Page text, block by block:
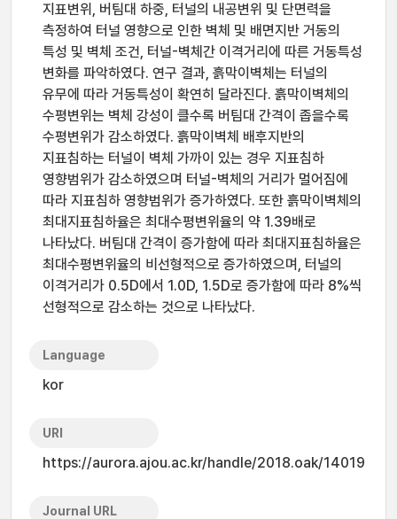
지표변위, 버팀대 하중, 터널의 내공변위 및 단면력을
측정하여 터널 영향으로 인한 벽체 및 배면지반 거동의
특성 및 벽체 조건, 터널-벽체간 이격거리에 따른 거동특성
변화를 파악하였다. 연구 결과, 흙막이벽체는 터널의
유무에 따라 거동특성이 확연히 달라진다. 흙막이벽체의
수평변위는 벽체 강성이 클수록 버팀대 간격이 좁을수록
수평변위가 감소하였다. 흙막이벽체 배후지반의
지표침하는 터널이 벽체 가까이 있는 경우 지표침하
영향범위가 감소하였으며 터널-벽체의 거리가 멀어짐에
따라 지표침하 영향범위가 증가하였다. 또한 흙막이벽체의
최대지표침하율은 최대수평변위율의 약 1.39배로
나타났다. 버팀대 간격이 증가함에 따라 최대지표침하율은
최대수평변위율의 비선형적으로 증가하였으며, 터널의
이격거리가 0.5D에서 1.0D, 1.5D로 증가함에 따라 8%씩
선형적으로 감소하는 것으로 나타났다.
Language
kor
URI
https://aurora.ajou.ac.kr/handle/2018.oak/14019
Journal URL